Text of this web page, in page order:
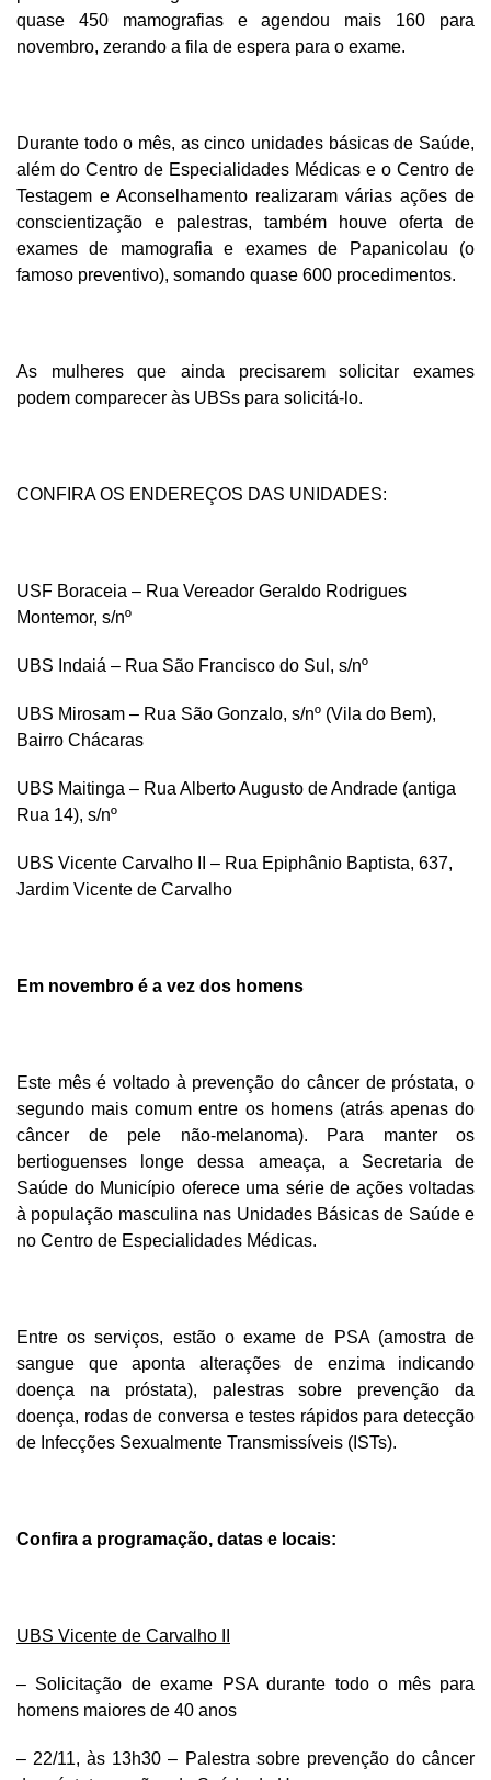
quase 450 mamografias e agendou mais 160 para
novembro, zerando a fila de espera para o exame.
Durante todo o mês, as cinco unidades básicas de Saúde,
além do Centro de Especialidades Médicas e o Centro de
Testagem e Aconselhamento realizaram várias ações de
conscientização e palestras, também houve oferta de
exames de mamografia e exames de Papanicolau (o
famoso preventivo), somando quase 600 procedimentos.
As mulheres que ainda precisarem solicitar exames
podem comparecer às UBSs para solicitá-lo.
CONFIRA OS ENDEREÇOS DAS UNIDADES:
USF Boraceia – Rua Vereador Geraldo Rodrigues
Montemor, s/nº
UBS Indaiá – Rua São Francisco do Sul, s/nº
UBS Mirosam – Rua São Gonzalo, s/nº (Vila do Bem),
Bairro Chácaras
UBS Maitinga – Rua Alberto Augusto de Andrade (antiga
Rua 14), s/nº
UBS Vicente Carvalho II – Rua Epiphânio Baptista, 637,
Jardim Vicente de Carvalho
Em novembro é a vez dos homens
Este mês é voltado à prevenção do câncer de próstata, o
segundo mais comum entre os homens (atrás apenas do
câncer de pele não-melanoma). Para manter os
bertioguenses longe dessa ameaça, a Secretaria de
Saúde do Município oferece uma série de ações voltadas
à população masculina nas Unidades Básicas de Saúde e
no Centro de Especialidades Médicas.
Entre os serviços, estão o exame de PSA (amostra de
sangue que aponta alterações de enzima indicando
doença na próstata), palestras sobre prevenção da
doença, rodas de conversa e testes rápidos para detecção
de Infecções Sexualmente Transmissíveis (ISTs).
Confira a programação, datas e locais:
UBS Vicente de Carvalho II
– Solicitação de exame PSA durante todo o mês para
homens maiores de 40 anos
– 22/11, às 13h30 – Palestra sobre prevenção do câncer